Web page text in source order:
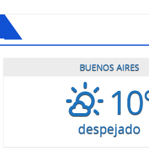
BUENOS AIRES
despejado